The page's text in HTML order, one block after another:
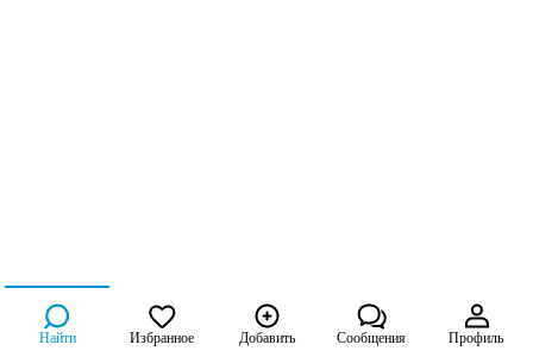
Найти Избранное Добавить Сообщения Профиль